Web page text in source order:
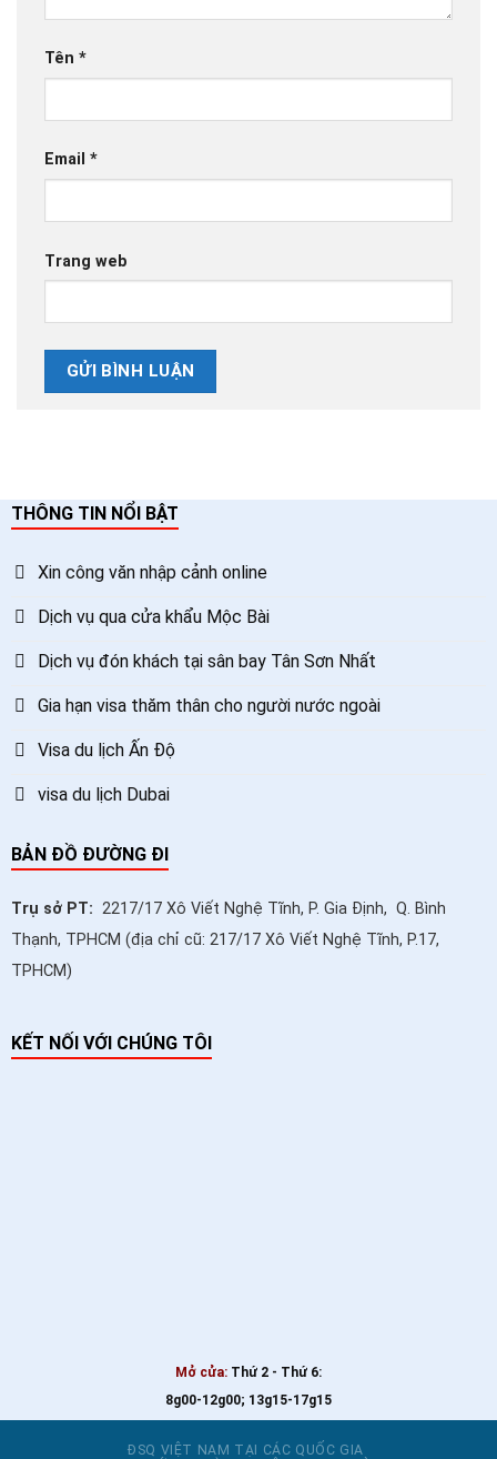
Tên *
Email *
Trang web
THÔNG TIN NỔI BẬT
Xin công văn nhập cảnh online
Dịch vụ qua cửa khẩu Mộc Bài
Dịch vụ đón khách tại sân bay Tân Sơn Nhất
Gia hạn visa thăm thân cho người nước ngoài
Visa du lịch Ấn Độ
visa du lịch Dubai
BẢN ĐỒ ĐƯỜNG ĐI
Trụ sở PT: 2217/17 Xô Viết Nghệ Tĩnh, P. Gia Định, Q. Bình
Thạnh, TPHCM (địa chỉ cũ: 217/17 Xô Viết Nghệ Tĩnh, P.17,
TPHCM)
KẾT NỐI VỚI CHÚNG TÔI
Mở cửa: Thứ 2 - Thứ 6:
8g00-12g00; 13g15-17g15
ĐSQ VIỆT NAM TẠI CÁC QUỐC GIA